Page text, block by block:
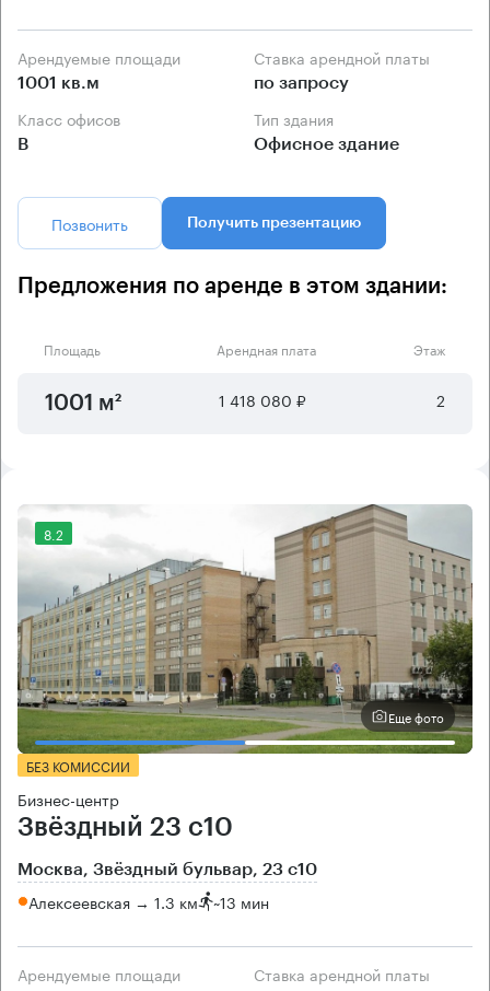
Арендуемые площади
1001 кв.м
Ставка арендной платы
по запросу
Класс офисов
B
Тип здания
Офисное здание
Позвонить Получить презентацию
Предложения по аренде в этом здании:
Площадь Арендная плата Этаж
1001 м² 1 418 080 ₽ 2
8.2
Еще фото
БЕЗ КОМИССИИ
Бизнес-центр
Звёздный 23 с10
Москва, Звёздный бульвар, 23 с10
Алексеевская → 1.3 км ~13 мин
Арендуемые площади Ставка арендной платы